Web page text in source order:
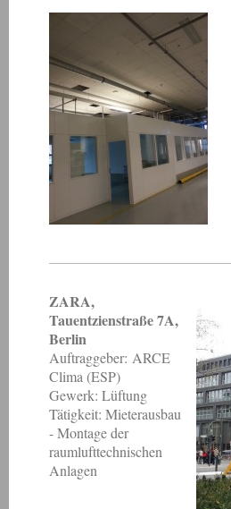
ZARA,
Tauentzienstraße 7A,
Berlin
Auftraggeber: ARCE
Clima (ESP)
Gewerk: Lüftung
Tätigkeit: Mieterausbau
- Montage der
raumlufttechnischen
Anlagen